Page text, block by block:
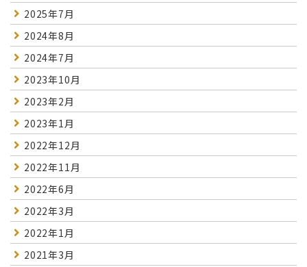
2025年7月
2024年8月
2024年7月
2023年10月
2023年2月
2023年1月
2022年12月
2022年11月
2022年6月
2022年3月
2022年1月
2021年3月